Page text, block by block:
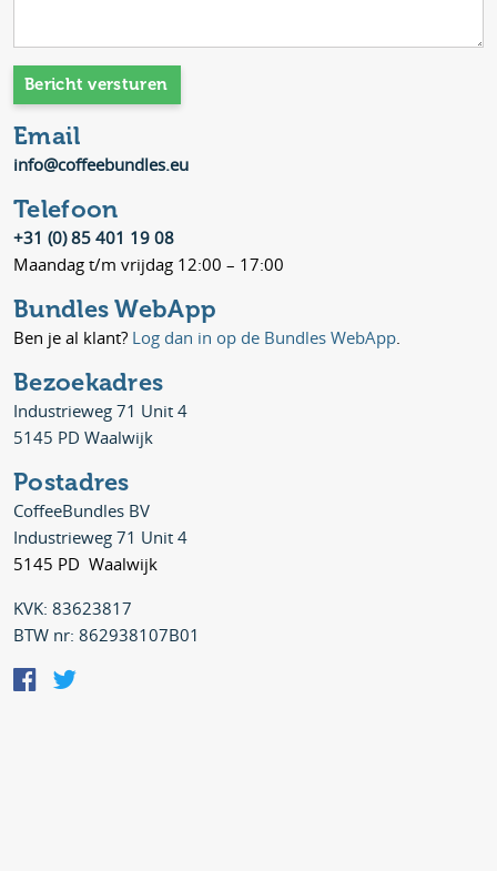
Email
info@coffeebundles.eu
Telefoon
+31 (0) 85 401 19 08
Maandag t/m vrijdag 12:00 – 17:00
Bundles WebApp
Ben je al klant? Log dan in op de Bundles WebApp
Bezoekadres
Industrieweg 71 Unit 4
5145 PD Waalwijk
Postadres
CoffeeBundles BV
Industrieweg 71 Unit 4
5145 PD Waalwijk
KVK: 83623817
BTW nr: 862938107B01